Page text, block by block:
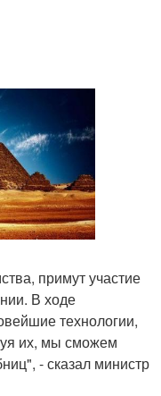
примут участие
В ходе
технологии,
их, мы сможем
- сказал министр